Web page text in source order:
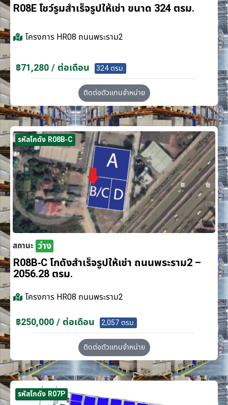
R08E โชว์รูมสำเร็จรูปให้เช่า ขนาด 324 ตรม.
โครงการ HR08 ถนนพระราม2
฿71,280 / ต่อเดือน 324 ตรม.
ติดต่อตัวแทนจำหน่าย
รหัสโกดัง R08B-C
สถานะ ว่าง
R08B-C โกดังสำเร็จรูปให้เช่า ถนนพระราม2 –
2056.28 ตรม.
โครงการ HR08 ถนนพระราม2
฿250,000 / ต่อเดือน 2,057 ตรม.
ติดต่อตัวแทนจำหน่าย
รหัสโกดัง R07P